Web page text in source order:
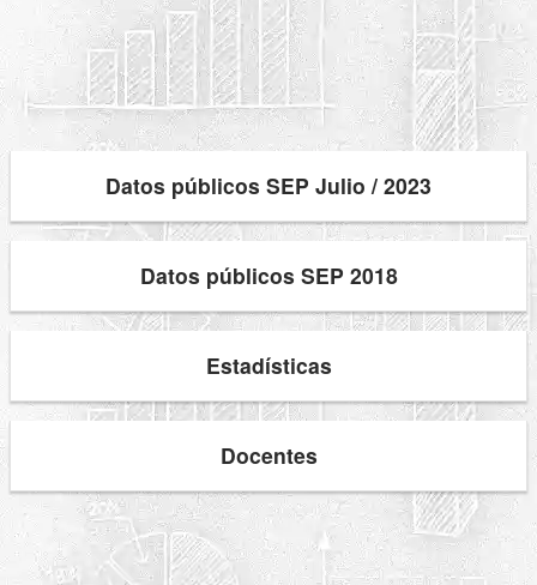
Datos públicos SEP Julio / 2023
Datos públicos SEP 2018
Estadísticas
Docentes